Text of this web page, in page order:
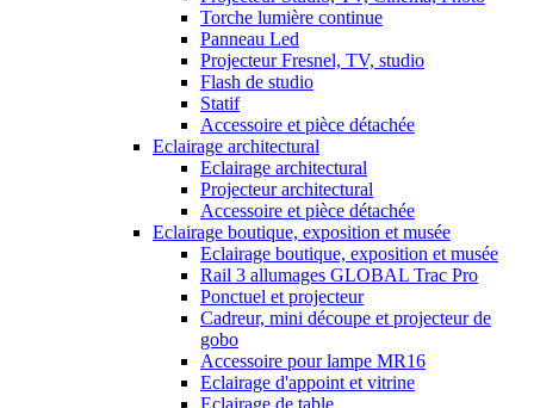
Torche lumière continue
Panneau Led
Projecteur Fresnel, TV, studio
Flash de studio
Statif
Accessoire et pièce détachée
Eclairage architectural
Eclairage architectural
Projecteur architectural
Accessoire et pièce détachée
Eclairage boutique, exposition et musée
Eclairage boutique, exposition et musée
Rail 3 allumages GLOBAL Trac Pro
Ponctuel et projecteur
Cadreur, mini découpe et projecteur de
gobo
Accessoire pour lampe MR16
Eclairage d'appoint et vitrine
Eclairage de table